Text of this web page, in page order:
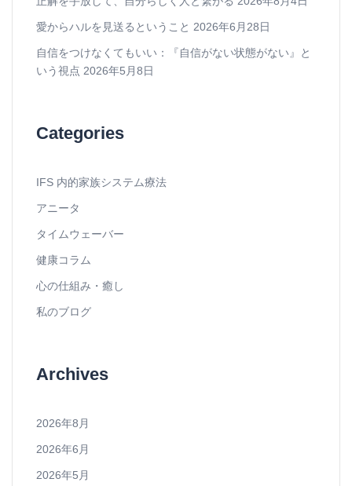
愛からハルを見送るということ 2026年6月28日
自信をつけなくてもいい：『自信がない状態がない』と
いう視点 2026年5月8日
Categories
IFS 内的家族システム療法
アニータ
タイムウェーバー
健康コラム
心の仕組み・癒し
私のブログ
Archives
2026年8月
2026年6月
2026年5月